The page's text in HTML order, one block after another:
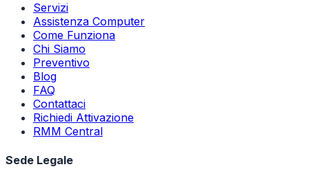
Servizi
Assistenza Computer
Come Funziona
Chi Siamo
Preventivo
Blog
FAQ
Contattaci
Richiedi Attivazione
RMM Central
Sede Legale